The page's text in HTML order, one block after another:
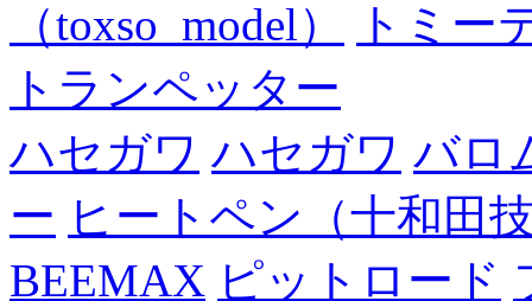
（toxso_model）
トミー
トランペッター
ハセガワ ハセガワ バロ
ー ヒートペン（十和田
BEEMAX ピットロード